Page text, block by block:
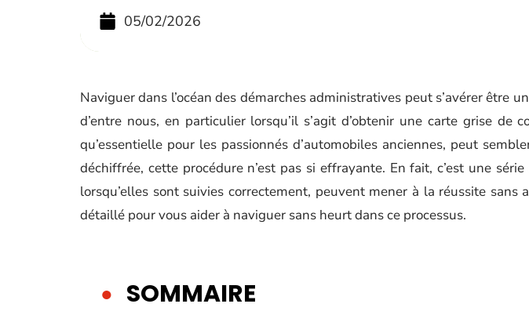
05/02/2026
Naviguer dans l’océan des démarches administratives peut s’avérer être
d’entre nous, en particulier lorsqu’il s’agit d’obtenir une carte grise de
qu’essentielle pour les passionnés d’automobiles anciennes, peut
déchiffrée, cette procédure n’est pas si effrayante. En fait, c’est une
lorsqu’elles sont suivies correctement, peuvent mener à la réussite sans
détaillé pour vous aider à naviguer sans heurt dans ce processus.
SOMMAIRE